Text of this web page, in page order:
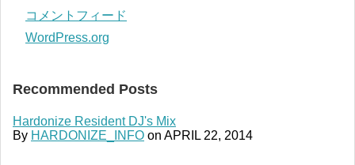
コメントフィード
WordPress.org
Recommended Posts
Hardonize Resident DJ's Mix
By HARDONIZE_INFO on APRIL 22, 2014